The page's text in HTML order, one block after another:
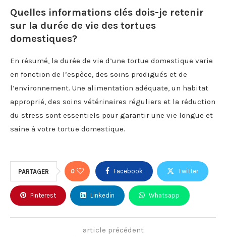
Quelles informations clés dois-je retenir
sur la durée de vie des tortues
domestiques?
En résumé, la durée de vie d’une tortue domestique varie
en fonction de l’espèce, des soins prodigués et de
l’environnement. Une alimentation adéquate, un habitat
approprié, des soins vétérinaires réguliers et la réduction
du stress sont essentiels pour garantir une vie longue et
saine à votre tortue domestique.
PARTAGER 0 Facebook Twitter
Pinterest Linkedin Whatsapp
article précédent